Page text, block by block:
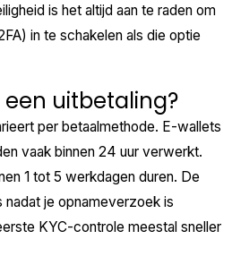
is het altijd aan te raden om
in te schakelen als die optie
uitbetaling?
per betaalmethode. E-wallets
vaak binnen 24 uur verwerkt.
1 tot 5 werkdagen duren. De
je opnameverzoek is
KYC-controle meestal sneller